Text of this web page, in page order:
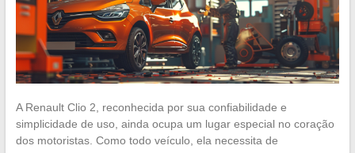
A Renault Clio 2, reconhecida por sua confiabilidade e
simplicidade de uso, ainda ocupa um lugar especial no coração
dos motoristas. Como todo veículo, ela necessita de